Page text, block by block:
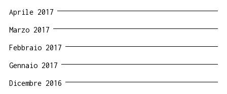
Aprile 2017
Marzo 2017
Febbraio 2017
Gennaio 2017
Dicembre 2016